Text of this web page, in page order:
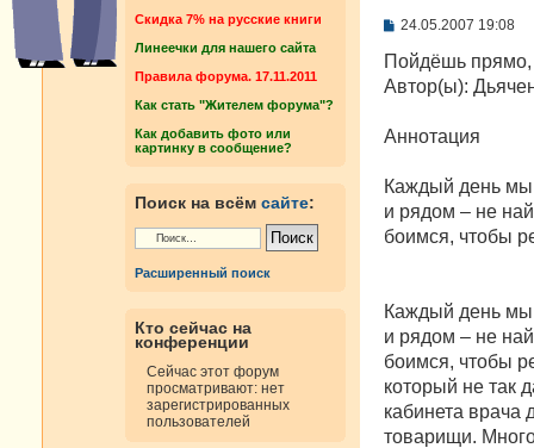
Cкидка 7% на русские книги
Линеечки для нашего сайта
Правила форума. 17.11.2011
Как стать "Жителем форума"?
Как добавить фото или
картинку в сообщение?
Поиск на всём сайте:
Расширенный поиск
Кто сейчас на
конференции
Сейчас этот форум
просматривают: нет
зарегистрированных
пользователей
С
о
щ
и
24.05.2007 19:08
Пойдёшь прямо,
Автор(ы):
Аннотация
Каждый день мы
и рядом – не
боимся, чтобы
Каждый день мы
и рядом – не
боимся, чтобы
который не так
кабинета врача
товарищи.